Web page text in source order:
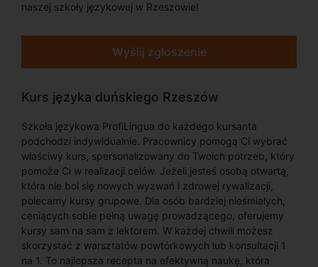
naszej szkoły językowej w Rzeszowie!
Wyślij zgłoszenie
Kurs języka duńskiego Rzeszów
Szkoła językowa ProfiLingua do każdego kursanta
podchodzi indywidualnie. Pracownicy pomogą Ci wybrać
właściwy kurs, spersonalizowany do Twoich potrzeb, który
pomoże Ci w realizacji celów. Jeżeli jesteś osobą otwartą,
która nie boi się nowych wyzwań i zdrowej rywalizacji,
polecamy kursy grupowe. Dla osób bardziej nieśmiałych,
ceniących sobie pełną uwagę prowadzącego, oferujemy
kursy sam na sam z lektorem. W każdej chwili możesz
skorzystać z warsztatów powtórkowych lub konsultacji 1
na 1. To najlepsza recepta na efektywną naukę, która